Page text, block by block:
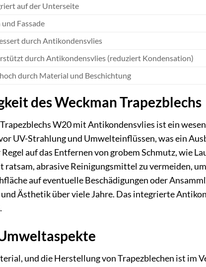
auf der Unterseite
und Fassade
durch Antikondensvlies
durch Antikondensvlies (reduziert Kondensation)
durch Material und Beschichtung
des Weckman Trapezblechs
W20 mit Antikondensvlies ist ein
UV-Strahlung und Umwelteinflüssen, was ein
auf das Entfernen von grobem Schmutz, wie
ratsam, abrasive Reinigungsmittel zu vermeiden,
auf eventuelle Beschädigungen oder
Ästhetik über viele Jahre. Das integrierte
und die Herstellung von Trapezblechen ist im